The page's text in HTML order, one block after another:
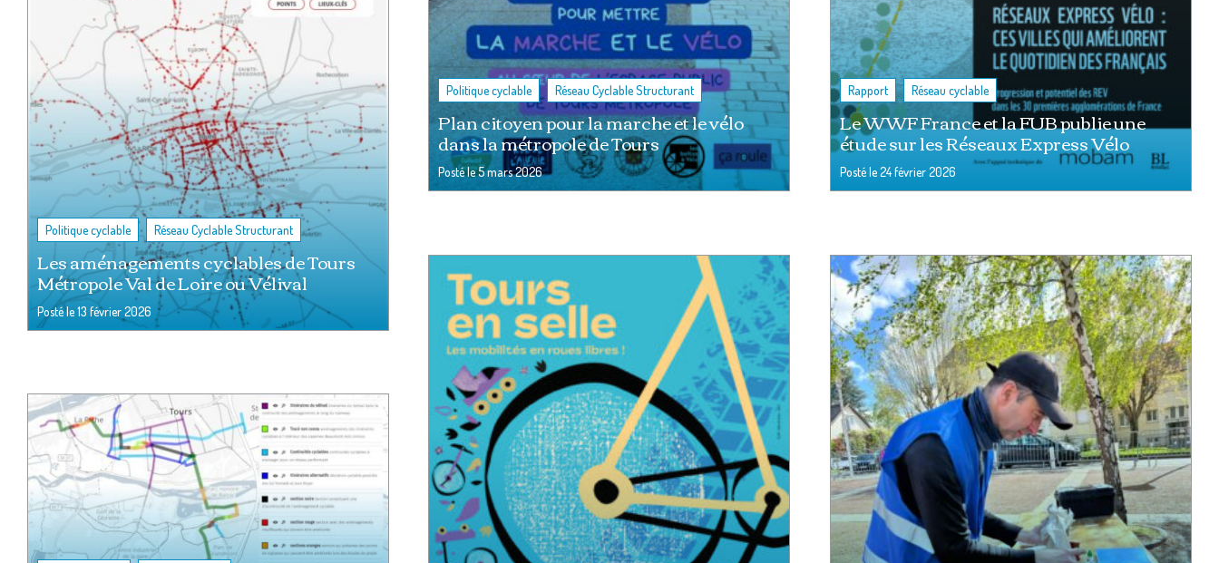
Politique cyclable , Réseau Cyclable Structurant
Plan citoyen pour la marche et le vélo
dans la métropole de Tours
Posté le5 mars 2026
Rapport , Réseau cyclable
Le WWF France et la FUB publie une
étude sur les Réseaux Express Vélo
Posté le24 février 2026
Politique cyclable , Réseau Cyclable Structurant
Les aménagements cyclables de Tours
Métropole Val de Loire ou Vélival
Posté le13 février 2026